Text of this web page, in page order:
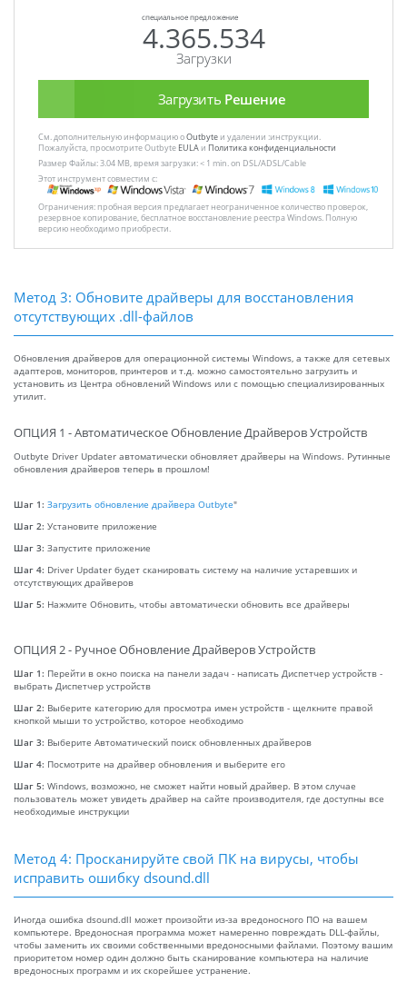
специальное предложение
4.365.534
Загрузки
Загрузить Решение
См. дополнительную информацию оOutbyteи удалении :инструкции.
Пожалуйста, просмотрите Outbyte EULAи Политика конфиденциальности
Размер Файлы: 3.04 MB, время загрузки: < 1 min. on DSL/ADSL/Cable
Этот инструмент совместим с:
Ограничения: пробная версия предлагает неограниченное количество проверок,
резервное копирование, бесплатное восстановление реестра Windows. Полную
версию необходимо приобрести.
Метод 3: Обновите драйверы для восстановления
отсутствующих .dll-файлов
Обновления драйверов для операционной системы Windows, а также для сетевых
адаптеров, мониторов, принтеров и т.д. можно самостоятельно загрузить и
установить из Центра обновлений Windows или с помощью специализированных
утилит.
ОПЦИЯ 1 - Автоматическое Обновление Драйверов Устройств
Outbyte Driver Updater автоматически обновляет драйверы на Windows. Рутинные
обновления драйверов теперь в прошлом!
Шаг 1: Загрузить обновление драйвера Outbyte"
Шаг 2: Установите приложение
Шаг 3: Запустите приложение
Шаг 4: Driver Updater будет сканировать систему на наличие устаревших и
отсутствующих драйверов
Шаг 5: Нажмите Обновить, чтобы автоматически обновить все драйверы
ОПЦИЯ 2 - Ручное Обновление Драйверов Устройств
Шаг 1: Перейти в окно поиска на панели задач - написать Диспетчер устройств -
выбрать Диспетчер устройств
Шаг 2: Выберите категорию для просмотра имен устройств - щелкните правой
кнопкой мыши то устройство, которое необходимо
Шаг 3: Выберите Автоматический поиск обновленных драйверов
Шаг 4: Посмотрите на драйвер обновления и выберите его
Шаг 5: Windows, возможно, не сможет найти новый драйвер. В этом случае
пользователь может увидеть драйвер на сайте производителя, где доступны все
необходимые инструкции
Метод 4: Просканируйте свой ПК на вирусы, чтобы
исправить ошибку dsound.dll
Иногда ошибка dsound.dll может произойти из-за вредоносного ПО на вашем
компьютере. Вредоносная программа может намеренно повреждать DLL-файлы,
чтобы заменить их своими собственными вредоносными файлами. Поэтому вашим
приоритетом номер один должно быть сканирование компьютера на наличие
вредоносных программ и их скорейшее устранение.